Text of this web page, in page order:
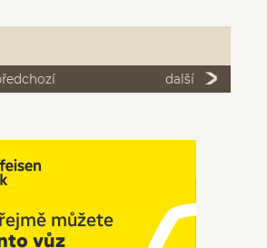
další